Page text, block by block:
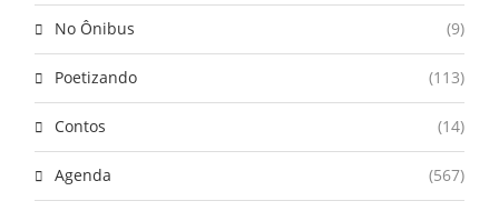
No Ônibus (9)
Poetizando (113)
Contos (14)
Agenda (567)